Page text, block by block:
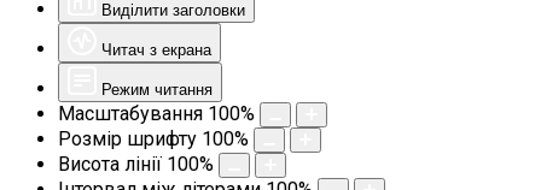
Виділити заголовки
Читач з екрана
Режим читання
Масштабування 100%
Розмір шрифту 100%
Висота лінії 100%